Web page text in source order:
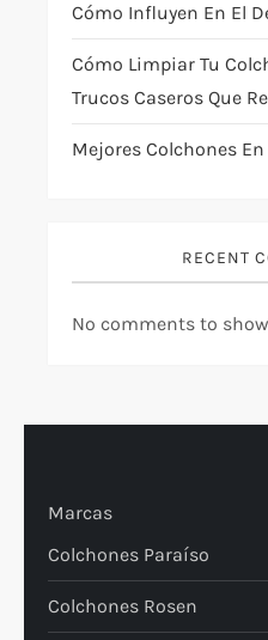
Cómo Influyen En El
Cómo Limpiar Tu
Trucos Caseros Que
Mejores Colchones
RECENT
No comments to
Marcas
Colchones Paraíso
Colchones Rosen